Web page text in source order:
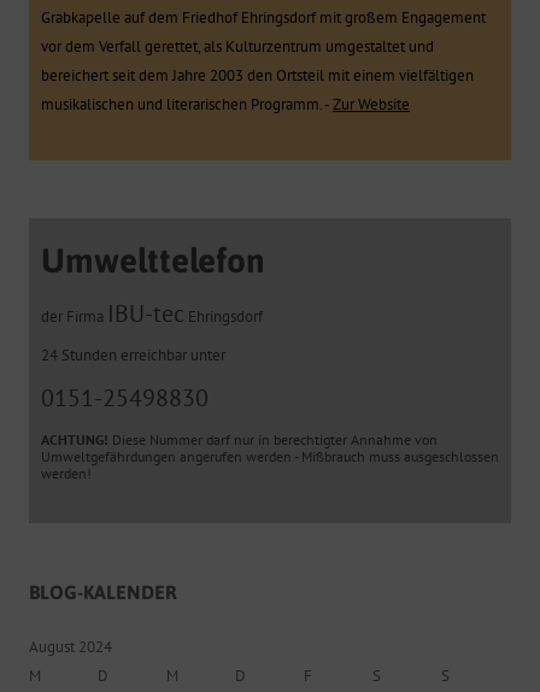
Grabkapelle auf dem Friedhof Ehringsdorf mit großem Engagement
vor dem Verfall gerettet, als Kulturzentrum umgestaltet und
bereichert seit dem Jahre 2003 den Ortsteil mit einem vielfältigen
musikalischen und literarischen Programm. -Zur Website
Umwelttelefon
der Firma IBU-tec Ehringsdorf
24 Stunden erreichbar unter
0151-25498830
ACHTUNG! Diese Nummer darf nur in berechtigter Annahme von
Umweltgefährdungen angerufen werden - Mißbrauch muss ausgeschlossen
werden!
BLOG-KALENDER
August 2024
M
D M D F S
S